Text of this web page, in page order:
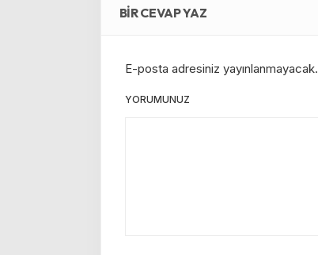
BIR CEVAP YAZ
E-posta adresiniz yayınlanmayacak.
YORUMUNUZ